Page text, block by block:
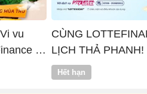
vu
x
CÙNG
LỊCH THẢ PHANH!
Hết hạn